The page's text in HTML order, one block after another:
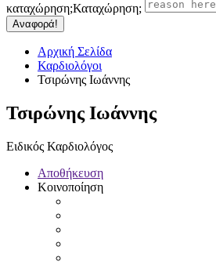
καταχώρηση;Καταχώρηση;
Αναφορά!
Αρχική Σελίδα
Καρδιολόγοι
Τσιρώνης Ιωάννης
Τσιρώνης Ιωάννης
Ειδικός Καρδιολόγος
Αποθήκευση
Κοινοποίηση